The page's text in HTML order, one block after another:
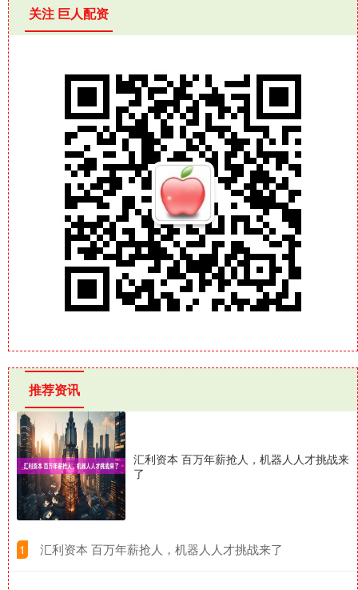
关注 巨人配资
推荐资讯
汇利资本 百万年薪抢人，机器人人才挑战来
了
1 ​汇利资本 百万年薪抢人，机器人人才挑战来了